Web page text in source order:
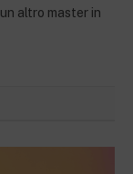
altro master in